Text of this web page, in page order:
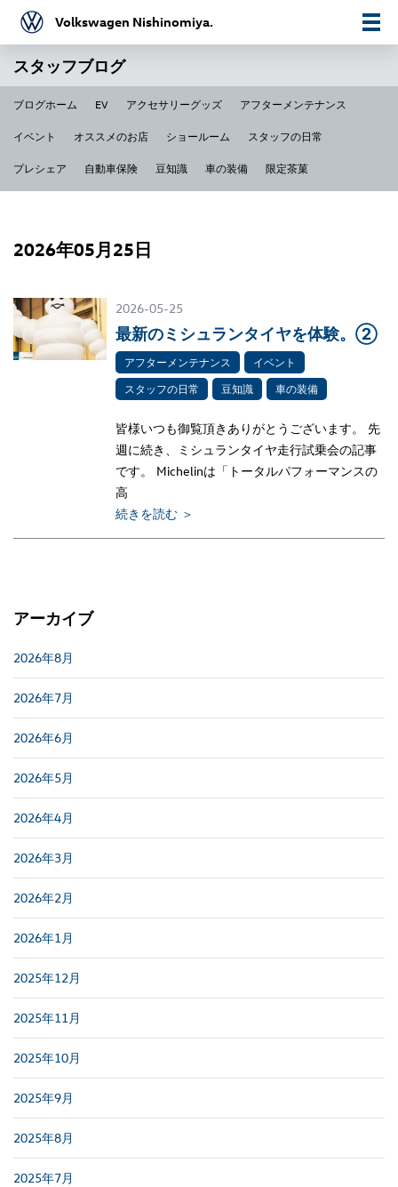
Volkswagen Nishinomiya.
スタッフブログ
ブログホーム EV アクセサリーグッズ アフターメンテナンス
イベント オススメのお店 ショールーム スタッフの日常
プレシェア 自動車保険 豆知識 車の装備 限定茶菓
2026年05月25日
2026-05-25
最新のミシュランタイヤを体験。②
アフターメンテナンス
イベント
スタッフの日常
豆知識 車の装備
皆様いつも御覧頂きありがとうございます。 先
週に続き、ミシュランタイヤ走行試乗会の記事
です。 Michelinは「トータルパフォーマンスの
高
続きを読む ＞
アーカイブ
2026年8月
2026年7月
2026年6月
2026年5月
2026年4月
2026年3月
2026年2月
2026年1月
2025年12月
2025年11月
2025年10月
2025年9月
2025年8月
2025年7月